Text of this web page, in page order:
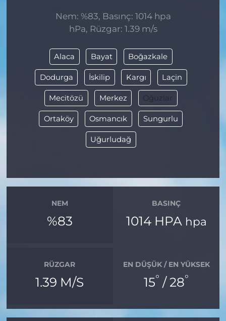
Nem: %83, Basınç: 1014 hpa
hPa, Rüzgar: 1.39 m/s
Alaca Bayat Boğazkale
Dodurga İskilip Kargı Laçin
Mecitözü Merkez Oğuzlar
Ortaköy Osmancık Sungurlu
Uğurludağ
NEM
%83
BASINÇ
1014 HPA hpa
RÜZGAR
1.39 M/S
EN DÜŞÜK / EN YÜKSEK
15° / 28°